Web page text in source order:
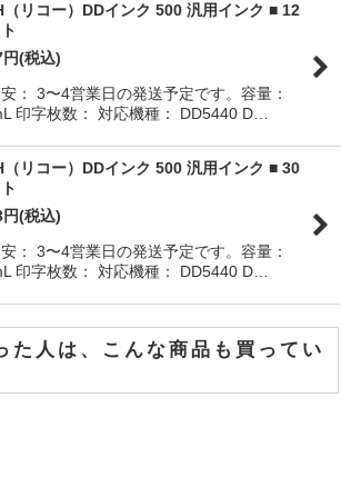
（リコー）DDインク 500 汎用インク ■ 12
円(税込)
： 3〜4営業日の発送予定です。容量：
印字枚数： 対応機種： DD5440 D…
（リコー）DDインク 500 汎用インク ■ 30
円(税込)
： 3〜4営業日の発送予定です。容量：
印字枚数： 対応機種： DD5440 D…
た人は、こんな商品も買ってい